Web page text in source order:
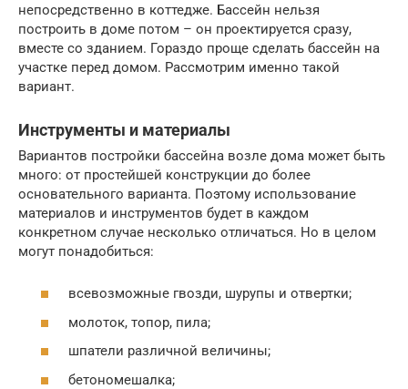
непосредственно в коттедже. Бассейн нельзя
построить в доме потом – он проектируется сразу,
вместе со зданием. Гораздо проще сделать бассейн на
участке перед домом. Рассмотрим именно такой
вариант.
Инструменты и материалы
Вариантов постройки бассейна возле дома может быть
много: от простейшей конструкции до более
основательного варианта. Поэтому использование
материалов и инструментов будет в каждом
конкретном случае несколько отличаться. Но в целом
могут понадобиться:
всевозможные гвозди, шурупы и отвертки;
молоток, топор, пила;
шпатели различной величины;
бетономешалка;